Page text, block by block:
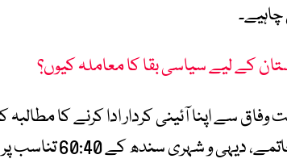
نے آئین کے آرٹیکل 149 کے تحت وفاق سے اپنا آئینی کردار ادا کرنے کا
ہوئے سرکاری ملازمتوں میں کوٹہ سسٹم کے خاتمے، دیہی و شہری سندھ کے 60:40 تناسب پر